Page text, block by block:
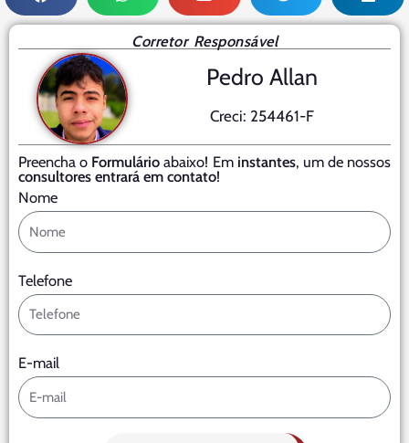
Corretor Responsável
Pedro Allan
Creci: 254461-F
Preencha o Formulárioabaixo! Em instantes, um de nossos
consultores entrará em contato!
Nome
Telefone
E-mail